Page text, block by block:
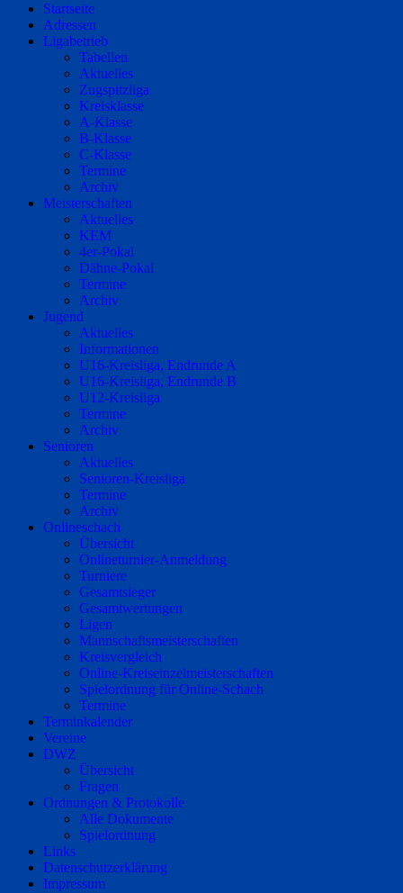
Startseite
Adressen
Ligabetrieb
Tabellen
Aktuelles
Zugspitzliga
Kreisklasse
A-Klasse
B-Klasse
C-Klasse
Termine
Archiv
Meisterschaften
Aktuelles
KEM
4er-Pokal
Dähne-Pokal
Termine
Archiv
Jugend
Aktuelles
Informationen
U16-Kreisliga, Endrunde A
U16-Kreisliga, Endrunde B
U12-Kreisliga
Termine
Archiv
Senioren
Aktuelles
Senioren-Kreisliga
Termine
Archiv
Onlineschach
Übersicht
Onlineturnier-Anmeldung
Turniere
Gesamtsieger
Gesamtwertungen
Ligen
Mannschaftsmeisterschaften
Kreisvergleich
Online-Kreiseinzelmeisterschaften
Spielordnung für Online-Schach
Termine
Terminkalender
Vereine
DWZ
Übersicht
Fragen
Ordnungen & Protokolle
Alle Dokumente
Spielordnung
Links
Datenschutzerklärung
Impressum